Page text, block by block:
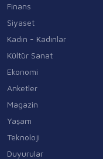
Finans
Siyaset
Kadın - Kadınlar
Kültür Sanat
Ekonomi
Anketler
Magazin
Yaşam
Teknoloji
Duyurular